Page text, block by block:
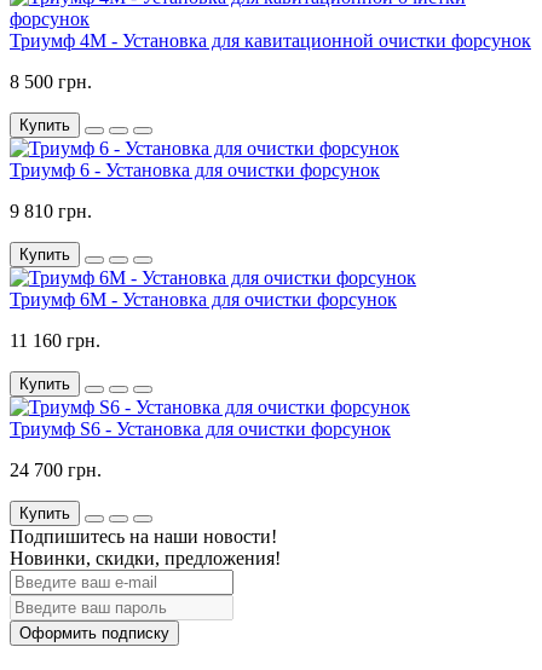
Триумф 4М - Установка для кавитационной очистки форсунок
8 500 грн.
Купить
Триумф 6 - Установка для очистки форсунок
9 810 грн.
Купить
Триумф 6М - Установка для очистки форсунок
11 160 грн.
Купить
Триумф S6 - Установка для очистки форсунок
24 700 грн.
Купить
Подпишитесь на наши новости!
Новинки, скидки, предложения!
Оформить подписку